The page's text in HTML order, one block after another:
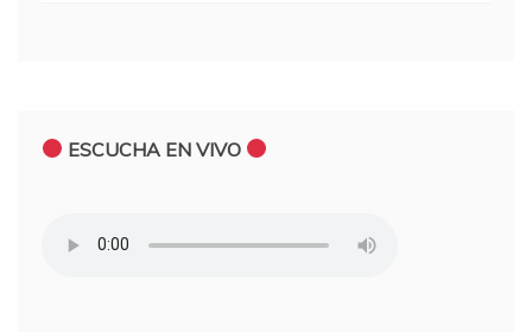
ESCUCHA EN VIVO